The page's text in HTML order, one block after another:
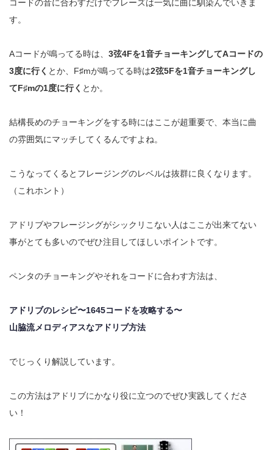
コードの音に合わすだけでフレーズは一気に曲に馴染んでいきま
す。
Aコードが鳴ってる時は、 3弦4Fを1音チョーキングしてAコードの
3度に行く とか、F♯mが鳴ってる時は2弦5Fを1音チョーキングし
てF♯mの1度に行く とか。
結構長めのチョーキングをする時にはここが超重要で、 本当に曲
の雰囲気にマッチしてくるんですよね。
こうなってくるとフレージングのレベルは抜群に良くなります。
（これホント）
アドリブやフレージングがシックリこない人はここが出来てない
事がとても多いのでぜひ注目してほしいポイントです。
ペンタのチョーキングやそれをコードに合わす方法は、
アドリブのレシピ〜1645コードを攻略する〜
山脇流メロディアスなアドリブ方法
でじっくり解説しています。
この方法はアドリブにかなり役に立つのでぜひ実践してくださ
い！